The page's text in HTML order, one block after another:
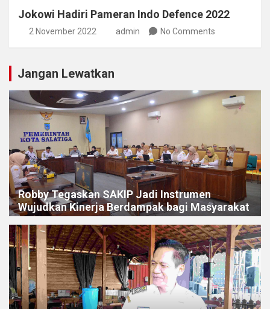
Jokowi Hadiri Pameran Indo Defence 2022
2 November 2022 admin No Comments
Jangan Lewatkan
Robby Tegaskan SAKIP Jadi Instrumen
Wujudkan Kinerja Berdampak bagi Masyarakat